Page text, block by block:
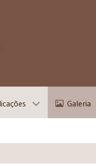
Galeria